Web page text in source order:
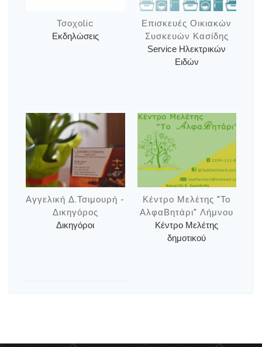
Τσοχοlic
Εκδηλώσεις
Επισκευές Οικιακών
Συσκευών Κασίδης
Service Ηλεκτρικών
Ειδών
Αγγελική Δ.Τσιμουρή -
Δικηγόρος
Δικηγόροι
Κέντρο Μελέτης "Το
ΑλφαΒητάρι" Λήμνου
Κέντρο Μελέτης
δημοτικού